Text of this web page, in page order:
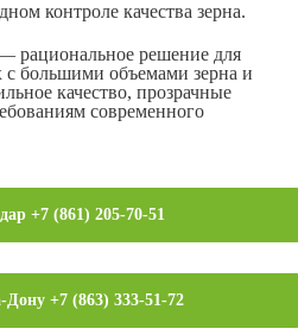
контроле качества зерна.
рациональное решение для
большими объемами зерна и
качество, прозрачные
современного
+7 (861) 205-70-51
Дону +7 (863) 333-51-72